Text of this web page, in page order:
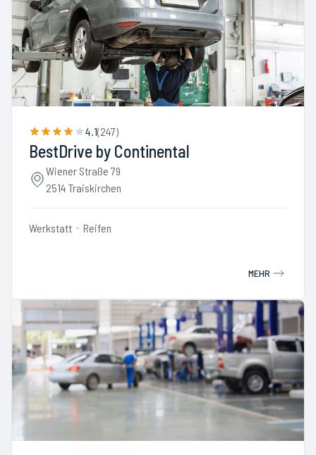
4.1(247)
BestDrive by Continental
Wiener Straße 79
2514 Traiskirchen
Werkstatt Reifen
MEHR